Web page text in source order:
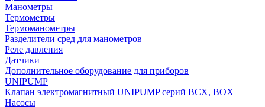
Манометры
Термометры
Термоманометры
Разделители сред для манометров
Реле давления
Датчики
Дополнительное оборудование для приборов
UNIPUMP
Клапан электромагнитный UNIPUMP серий BCX, BOX
Насосы